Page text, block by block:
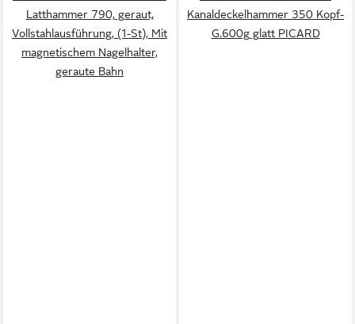
Latthammer 790, geraut,
Vollstahlausführung, (1-St), Mit
magnetischem Nagelhalter,
geraute Bahn
Kanaldeckelhammer 350 Kopf-
G.600g glatt PICARD